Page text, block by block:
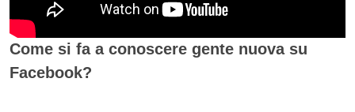
Come si fa a conoscere gente nuova su
Facebook?